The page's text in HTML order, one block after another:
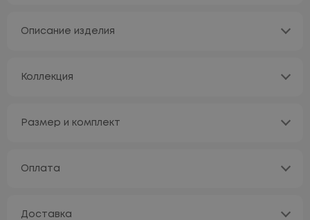
Описание изделия
Коллекция
Размер и комплект
Оплата
Доставка